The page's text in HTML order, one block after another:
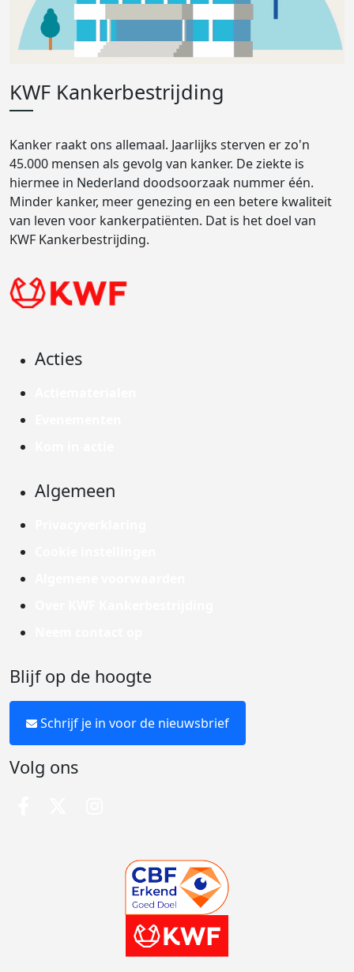
KWF Kankerbestrijding
Kanker raakt ons allemaal. Jaarlijks sterven er zo'n
45.000 mensen als gevolg van kanker. De ziekte is
hiermee in Nederland doodsoorzaak nummer één.
Minder kanker, meer genezing en een betere kwaliteit
van leven voor kankerpatiënten. Dat is het doel van
KWF Kankerbestrijding.
Acties
Algemeen
Blijf op de hoogte
Schrijf je in voor de nieuwsbrief
Volg ons